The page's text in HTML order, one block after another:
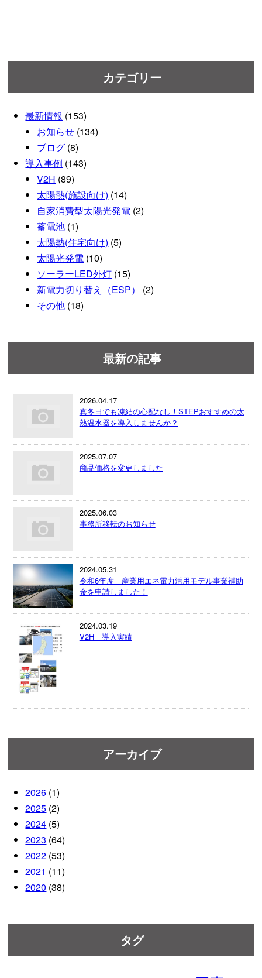
カテゴリー
最新情報 (153)
お知らせ (134)
ブログ (8)
導入事例 (143)
V2H (89)
太陽熱(施設向け) (14)
自家消費型太陽光発電 (2)
蓄電池 (1)
太陽熱(住宅向け) (5)
太陽光発電 (10)
ソーラーLED外灯 (15)
新電力切り替え（ESP）
(2)
その他 (18)
最新の記事
2026.04.17
真冬日でも凍結の心配なし！STEPおすすめの太
熱温水器を導入しませんか？
2025.07.07
商品価格を変更しました
2025.06.03
事務所移転のお知らせ
2024.05.31
令和6年度 産業用エネ電力活用モデル事業補助
金を申請しました！
2024.03.19
V2H 導入実績
アーカイブ
2026 (1)
2025 (2)
2024 (5)
2023 (64)
2022 (53)
2021 (11)
2020 (38)
タグ